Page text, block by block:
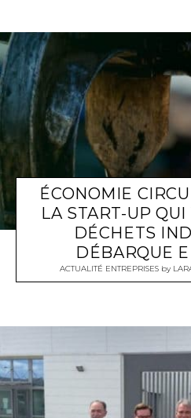
ÉCONOMIE
LA START-UP
DÉCHETS
DÉBARQUE
ACTUALITÉ ENTREPRISES by